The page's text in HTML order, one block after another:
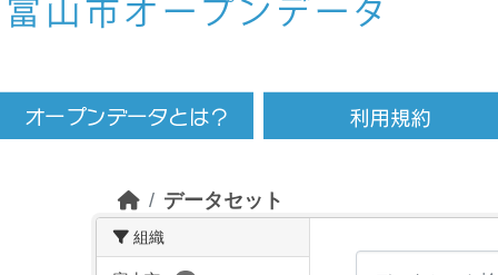
データセット
組織